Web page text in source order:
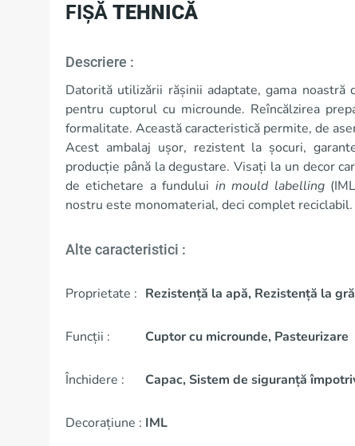
FIȘĂ TEHNICĂ
Descriere :
Datorită utilizării rășinii adaptate, gama
pentru cuptorul cu microunde. Reîncălzirea
formalitate. Această caracteristică permite, de
Acest ambalaj ușor, rezistent la șocuri,
producție până la degustare. Visați la un decor
de etichetare a fundului in mould labelling
nostru este monomaterial, deci complet reciclabil.
Alte caracteristici :
Proprietate : Rezistență la apă, Rezistență la
Funcții : Cuptor cu microunde, Pasteurizare
Închidere : Capac, Sistem de siguranță
Decorațiune : IML